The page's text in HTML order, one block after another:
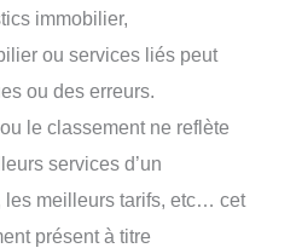
immobilier,
ou services liés peut
ou des erreurs.
le classement ne reflète
services d’un
les meilleurs tarifs, etc… cet
présent à titre